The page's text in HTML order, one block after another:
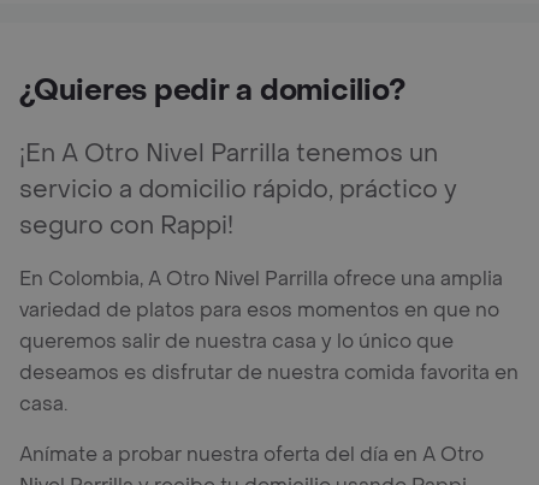
¿Quieres pedir a domicilio?
¡En A Otro Nivel Parrilla tenemos un
servicio a domicilio rápido, práctico y
seguro con Rappi!
En Colombia, A Otro Nivel Parrilla ofrece una amplia
variedad de platos para esos momentos en que no
queremos salir de nuestra casa y lo único que
deseamos es disfrutar de nuestra comida favorita en
casa.
Anímate a probar nuestra oferta del día en A Otro